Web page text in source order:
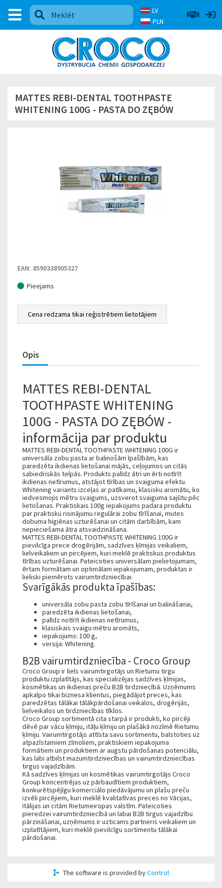
LV
PLN
MATTES REBI-DENTAL TOOTHPASTE
WHITENING 100G - PASTA DO ZĘBÓW
EAN: 8590338905327
Pieejams
Cena redzama tikai reģistrētiem lietotājiem
Opis
MATTES REBI-DENTAL
TOOTHPASTE WHITENING
100G - PASTA DO ZĘBÓW -
informācija par produktu
MATTES REBI-DENTAL TOOTHPASTE WHITENING 100G ir
universāla zobu pasta ar balinošām īpašībām, kas
paredzēta ikdienas lietošanai mājās, ceļojumos un citās
sabiedriskās telpās. Produkts palīdz ātri un ērti notīrīt
ikdienas netīrumus, atstājot tīrības un svaiguma efektu.
Whitening variants izceļas ar patīkamu, klasisku aromātu, ko
iedvesmojis mētru svaigums, uzsverot svaiguma sajūtu pēc
lietošanas. Praktiskais 100g iepakojums padara produktu
par praktisku risinājumu regulārai zobu tīrīšanai, mutes
dobuma higiēnas uzturēšanai un citām darbībām, kam
nepieciešama ātra atsvaidzināšana.
MATTES REBI-DENTAL TOOTHPASTE WHITENING 100G ir
pievilcīga prece drogērijām, sadzīves ķīmijas veikaliem,
lielveikaliem un pircējiem, kuri meklē praktiskus produktus
tīrības uzturēšanai. Pateicoties universālam pielietojumam,
ērtam formātam un optimālam iepakojumam, produktas ir
lieliski piemērots vairumtirdzniecībai.
Svarīgākās produkta īpašības:
universāla zobu pasta zobu tīrīšanai un balināšanai,
paredzēta ikdienas lietošanai,
palīdz notīrīt ikdienas netīrumus,
klasiskais svaigu mētru aromāts,
iepakojums: 100 g,
versija: Whitening.
B2B vairumtirdzniecība - Croco Group
Croco Group ir liels vairumtirgotājs un Rietumu tirgu
produktu izplatītājs, kas specializējas sadzīves ķīmijas,
kosmētikas un ikdienas preču B2B tirdzniecībā. Uzņēmums
apkalpo tikai biznesa klientus, piegādājot preces, kas
paredzētas tālākai tālākpārdošanai veikalos, drogērijās,
lielveikalos un tirdzniecības tīklos.
Croco Group sortimentā cita starpā ir produkti, ko pircēji
dēvē par vācu ķīmiju, itāļu ķīmiju un plašākā nozīmē Rietumu
ķīmiju. Vairumtirgotājs attīsta savu sortimentu, balstoties uz
atpazīstamiem zīmoliem, praktiskiem iepakojuma
formātiem un produktiem ar augstu pārdošanas potenciālu,
kas labi atbilst mazumtirdzniecības un vairumtirdzniecības
tirgus vajadzībām.
Kā sadzīves ķīmijas un kosmētikas vairumtirgotājs Croco
Group koncentrējas uz pārbaudītiem produktiem,
konkurētspējīgu komerciālo piedāvājumu un plašu preču
izvēli pircējiem, kuri meklē kvalitatīvas preces no Vācijas,
Itālijas un citām Rietumeiropas valstīm. Pateicoties
pieredzei vairumtirdzniecībā un labai B2B tirgus vajadzību
pārzināšanai, uzņēmums ir uzticams partneris veikaliem un
izplatītājiem, kuri meklē pievilcīgu sortimentu tālākai
pārdošanai.
The software is provided byControl